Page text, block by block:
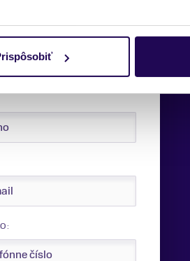
viac informácii?
tu pre vás.